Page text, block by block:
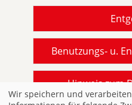
Benutzungs- u.
Hinweis zum
Wir speichern und